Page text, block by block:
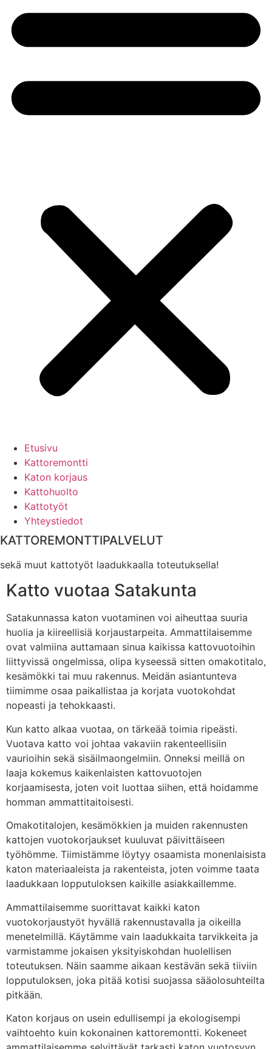
Etusivu
Kattoremontti
Katon korjaus
Kattohuolto
Kattotyöt
Yhteystiedot
KATTOREMONTTIPALVELUT
sekä muut kattotyöt laadukkaalla toteutuksella!
Katto vuotaa Satakunta
Satakunnassa katon vuotaminen voi aiheuttaa suuria
huolia ja kiireellisiä korjaustarpeita. Ammattilaisemme
ovat valmiina auttamaan sinua kaikissa kattovuotoihin
liittyvissä ongelmissa, olipa kyseessä sitten omakotitalo,
kesämökki tai muu rakennus. Meidän asiantunteva
tiimimme osaa paikallistaa ja korjata vuotokohdat
nopeasti ja tehokkaasti.
Kun katto alkaa vuotaa, on tärkeää toimia ripeästi.
Vuotava katto voi johtaa vakaviin rakenteellisiin
vaurioihin sekä sisäilmaongelmiin. Onneksi meillä on
laaja kokemus kaikenlaisten kattovuotojen
korjaamisesta, joten voit luottaa siihen, että hoidamme
homman ammattitaitoisesti.
Omakotitalojen, kesämökkien ja muiden rakennusten
kattojen vuotokorjaukset kuuluvat päivittäiseen
työhömme. Tiimistämme löytyy osaamista monenlaisista
katon materiaaleista ja rakenteista, joten voimme taata
laadukkaan lopputuloksen kaikille asiakkaillemme.
Ammattilaisemme suorittavat kaikki katon
vuotokorjaustyöt hyvällä rakennustavalla ja oikeilla
menetelmillä. Käytämme vain laadukkaita tarvikkeita ja
varmistamme jokaisen yksityiskohdan huolellisen
toteutuksen. Näin saamme aikaan kestävän sekä tiiviin
lopputuloksen, joka pitää kotisi suojassa sääolosuhteilta
pitkään.
Katon korjaus on usein edullisempi ja ekologisempi
vaihtoehto kuin kokonainen kattoremontti. Kokeneet